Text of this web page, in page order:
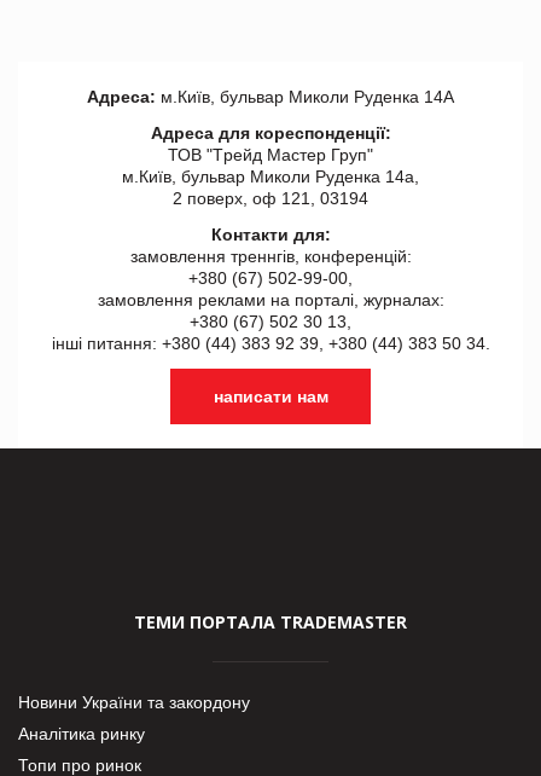
Адреса: м.Київ, бульвар Миколи Руденка 14А
Адреса для кореспонденції:
ТОВ "Tрейд Мастер Груп"
м.Київ, бульвар Миколи Руденка 14а,
2 поверх, оф 121, 03194
Контакти для:
замовлення треннгів, конференцій:
+380 (67) 502-99-00,
замовлення реклами на порталі, журналах:
+380 (67) 502 30 13,
інші питання: +380 (44) 383 92 39, +380 (44) 383 50 34.
написати нам
ТЕМИ ПОРТАЛА TRADEMASTER
Новини України та закордону
Аналітика ринку
Топи про ринок